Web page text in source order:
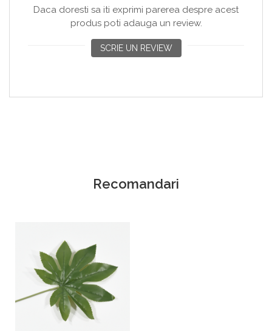
Daca doresti sa iti exprimi parerea despre acest
produs poti adauga un review.
SCRIE UN REVIEW
Recomandari